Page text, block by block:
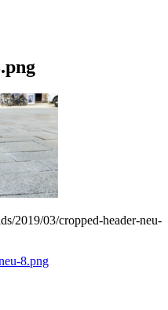
2019/03/cropped-header-neu-
8.png